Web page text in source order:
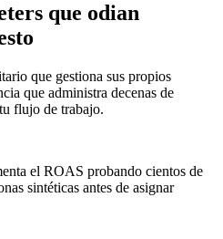
que odian
que gestiona sus propios
que administra decenas de
flujo de trabajo.
el ROAS probando cientos de
sintéticas antes de asignar